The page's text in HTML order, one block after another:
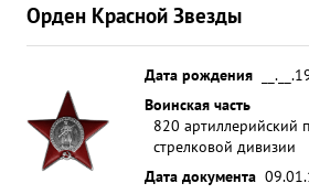
Орден Красной Звезды
Дата рождения
Воинская часть
820 артиллерийский
стрелковой дивизии
Дата документа